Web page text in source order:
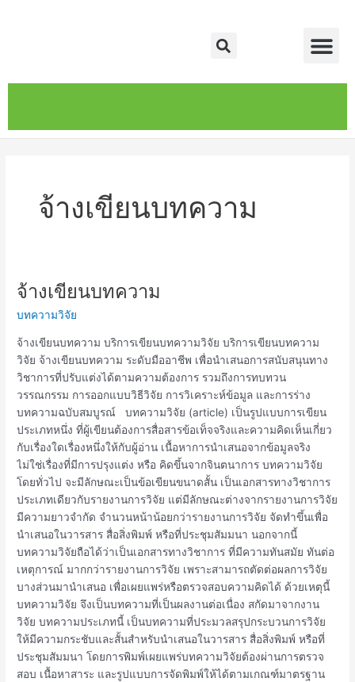
Search
จ้างเขียนบทความ
จ้างเขียนบทความ
บทความวิจัย
จ้างเขียนบทความ บริการเขียนบทความวิจัย บริการเขียนบทความ
วิจัย จ้างเขียนบทความ ระดับมืออาชีพ เพื่อนำเสนอการสนับสนุนทาง
วิชาการที่ปรับแต่งได้ตามความต้องการ รวมถึงการทบทวน
วรรณกรรม การออกแบบวิธีวิจัย การวิเคราะห์ข้อมูล และการร่าง
บทความฉบับสมบูรณ์ บทความวิจัย (article) เป็นรูปแบบการเขียน
ประเภทหนึ่ง ที่ผู้เขียนต้องการสื่อสารข้อเท็จจริงและความคิดเห็นเกี่ยว
กับเรื่องใดเรื่องหนึ่งให้กับผู้อ่าน เนื้อหาการนำเสนอจากข้อมูลจริง
ไม่ใช่เรื่องที่มีการปรุงแต่ง หรือ คิดขึ้นจากจินตนาการ บทความวิจัย
โดยทั่วไป จะมีลักษณะเป็นข้อเขียนขนาดสั้น เป็นเอกสารทางวิชาการ
ประเภทเดียวกับรายงานการวิจัย แต่มีลักษณะต่างจากรายงานการวิจัย
มีความยาวจำกัด จำนวนหน้าน้อยกว่ารายงานการวิจัย จัดทำขึ้นเพื่อ
นำเสนอในวารสาร สื่อสิ่งพิมพ์ หรือที่ประชุมสัมมนา นอกจากนี้
บทความวิจัยถือได้ว่าเป็นเอกสารทางวิชาการ ที่มีความทันสมัย ทันต่อ
เหตุการณ์ มากกว่ารายงานการวิจัย เพราะสามารถตัดต่อผลการวิจัย
บางส่วนมานำเสนอ เพื่อเผยแพร่หรือตรวจสอบความคิดได้ ด้วยเหตุนี้
บทความวิจัย จึงเป็นบทความที่เป็นผลงานต่อเนื่อง สกัดมาจากงาน
วิจัย บทความประเภทนี้ เป็นบทความที่ประมวลสรุปกระบวนการวิจัย
ให้มีความกระชับและสั้นสำหรับนำเสนอในวารสาร สื่อสิ่งพิมพ์ หรือที่
ประชุมสัมมนา โดยการพิมพ์เผยแพร่บทความวิจัยต้องผ่านการตรวจ
สอบ เนื้อหาสาระ และรูปแบบการจัดพิมพ์ให้ได้ตามเกณฑ์มาตรฐาน
จ้าง
บทความ